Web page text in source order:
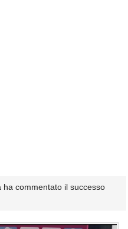
commentato il successo